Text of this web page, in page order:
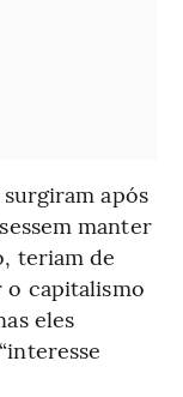
após
manter
teriam de
o capitalismo
eles